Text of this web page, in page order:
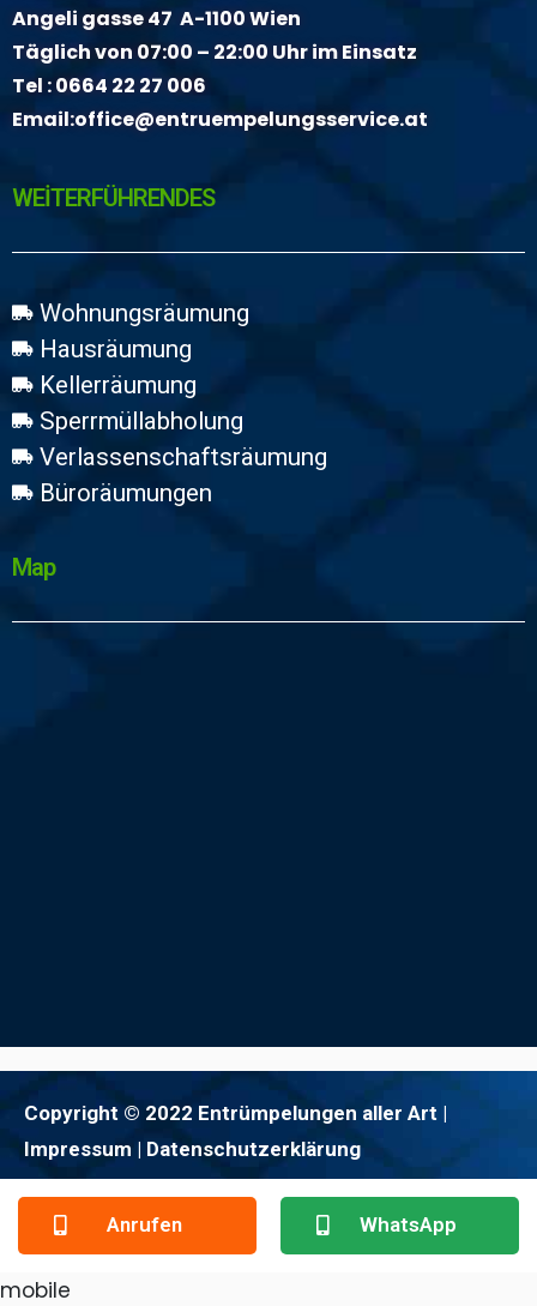
Angeli gasse 47 A-1100 Wien
Täglich von 07:00 – 22:00 Uhr im Einsatz
Tel :0664 22 27 006
Email:office@entruempelungsservice.at
WEİTERFÜHRENDES
Wohnungsräumung
Hausräumung
Kellerräumung
Sperrmüllabholung
Verlassenschaftsräumung
Büroräumungen
Map
Copyright © 2022 Entrümpelungen aller Art |
Impressum | Datenschutzerklärung
Anrufen WhatsApp